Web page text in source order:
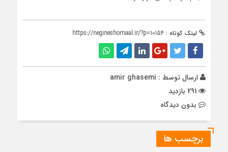
لینک کوتاه : https://negineshomaal.ir/?p=10154
ارسال توسط : amir ghasemi
بدون دیدگاه
برچسب ها